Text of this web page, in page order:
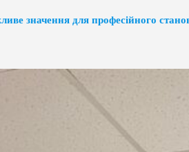
значення для професійного